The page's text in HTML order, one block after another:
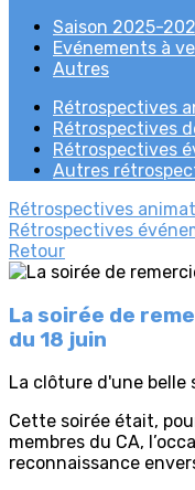
Saison 2025-
Evénements à
Autres
Rétrospectives
Rétrospectives
Rétrospectives
Autres
Rétrospectives
Rétrospectives
Retour
La soirée de
du 18 juin
La clôture d'une belle
Cette soirée était,
membres du CA,
reconnaissance